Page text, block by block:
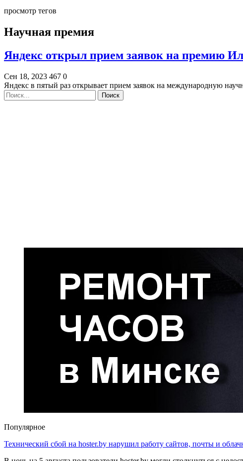
просмотр тегов
Научная премия
Яндекс открыл прием заявок на премию
Сен 18, 2023 467 0
Яндекс в пятый раз открывает прием заявок на международную
Популярное
Технический сбой на hoster.by нарушил работу сайтов, почты и